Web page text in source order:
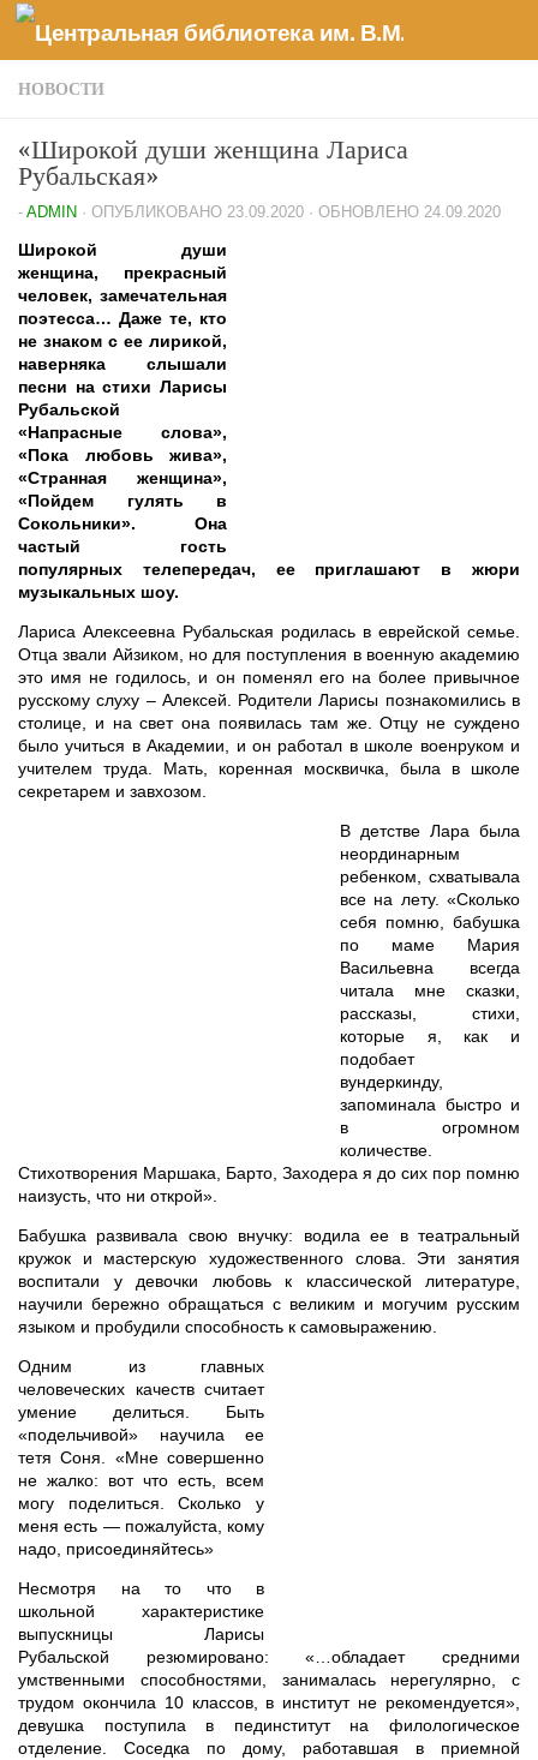
Перейти к содержимому
НОВОСТИ
«Широкой души женщина Лариса
Рубальская»
- ADMIN · ОПУБЛИКОВАНО 23.09.2020 · ОБНОВЛЕНО 24.09.2020
Широкой души
женщина, прекрасный
человек, замечательная
поэтесса… Даже те, кто
не знаком с ее лирикой,
наверняка слышали
песни на стихи Ларисы
Рубальской
«Напрасные слова»,
«Пока любовь жива»,
«Странная женщина»,
«Пойдем гулять в
Сокольники». Она
частый гость
популярных телепередач, ее приглашают в жюри
музыкальных шоу.
Лариса Алексеевна Рубальская родилась в еврейской семье.
Отца звали Айзиком, но для поступления в военную академию
это имя не годилось, и он поменял его на более привычное
русскому слуху – Алексей. Родители Ларисы познакомились в
столице, и на свет она появилась там же. Отцу не суждено
было учиться в Академии, и он работал в школе военруком и
учителем труда. Мать, коренная москвичка, была в школе
секретарем и завхозом.
В детстве Лара была
неординарным
ребенком, схватывала
все на лету. «Сколько
себя помню, бабушка
по маме Мария
Васильевна всегда
читала мне сказки,
рассказы, стихи,
которые я, как и
подобает
вундеркинду,
запоминала быстро и
в огромном
количестве.
Стихотворения Маршака, Барто, Заходера я до сих пор помню
наизусть, что ни открой».
Бабушка развивала свою внучку: водила ее в театральный
кружок и мастерскую художественного слова. Эти занятия
воспитали у девочки любовь к классической литературе,
научили бережно обращаться с великим и могучим русским
языком и пробудили способность к самовыражению.
Одним из главных
человеческих качеств считает
умение делиться. Быть
«подельчивой» научила ее
тетя Соня. «Мне совершенно
не жалко: вот что есть, всем
могу поделиться. Сколько у
меня есть — пожалуйста, кому
надо, присоединяйтесь»
Несмотря на то что в
школьной характеристике
выпускницы Ларисы
Рубальской резюмировано: «…обладает средними
умственными способностями, занималась нерегулярно, с
трудом окончила 10 классов, в институт не рекомендуется»,
девушка поступила в пединститут на филологическое
отделение. Соседка по дому, работавшая в приемной